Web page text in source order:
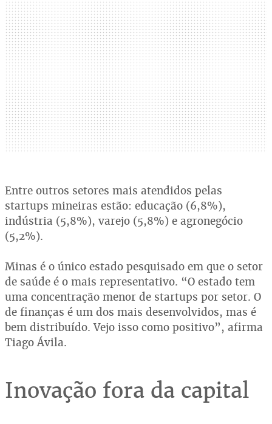
Entre outros setores mais atendidos pelas
startups mineiras estão: educação (6,8%),
indústria (5,8%), varejo (5,8%) e agronegócio
(5,2%).
Minas é o único estado pesquisado em que o setor
de saúde é o mais representativo. “O estado tem
uma concentração menor de startups por setor. O
de finanças é um dos mais desenvolvidos, mas é
bem distribuído. Vejo isso como positivo”, afirma
Tiago Ávila.
Inovação fora da capital